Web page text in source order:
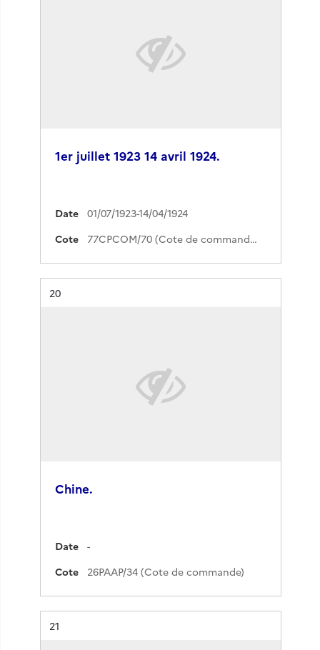
1er juillet 1923 14 avril 1924.
Date
01/07/1923-14/04/1924
Cote
77CPCOM/70 (Cote de commande)
Résultat n°
20
Chine.
Date
-
Cote
26PAAP/34 (Cote de commande)
Résultat n°
21